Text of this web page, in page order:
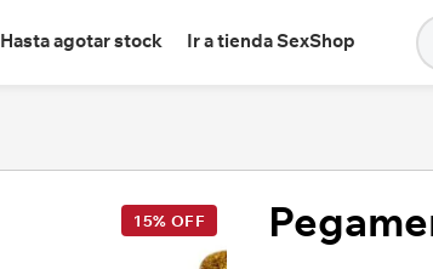
Hasta agotar stock Ir a tienda SexShop
15% OFF